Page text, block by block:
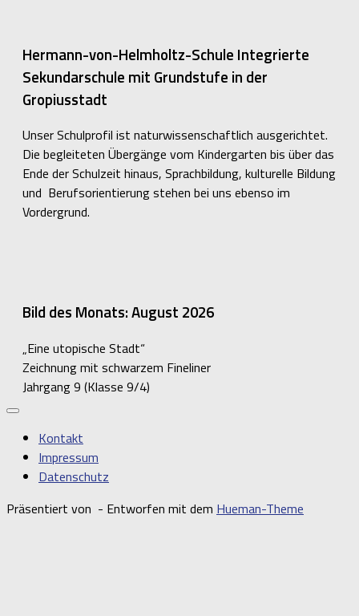
Hermann-von-Helmholtz-Schule Integrierte
Sekundarschule mit Grundstufe in der
Gropiusstadt
Unser Schulprofil ist naturwissenschaftlich ausgerichtet.
Die begleiteten Übergänge vom Kindergarten bis über das
Ende der Schulzeit hinaus, Sprachbildung, kulturelle Bildung
und Berufsorientierung stehen bei uns ebenso im
Vordergrund.
Bild des Monats: August 2026
„Eine utopische Stadt“
Zeichnung mit schwarzem Fineliner
Jahrgang 9 (Klasse 9/4)
Kontakt
Impressum
Datenschutz
Präsentiert von - Entworfen mit dem Hueman-Theme